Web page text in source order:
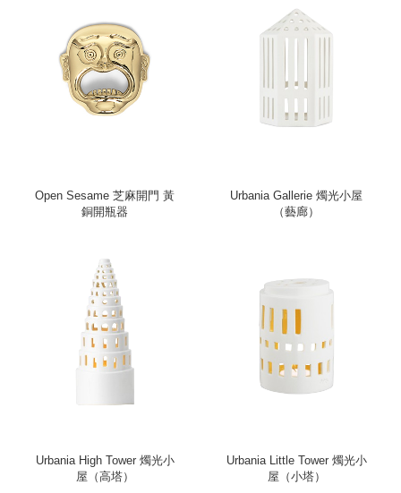
Open Sesame 芝麻開門 黃
銅開瓶器
Urbania Gallerie 燭光小屋
（藝廊）
Urbania High Tower 燭光小
屋（高塔）
Urbania Little Tower 燭光小
屋（小塔）